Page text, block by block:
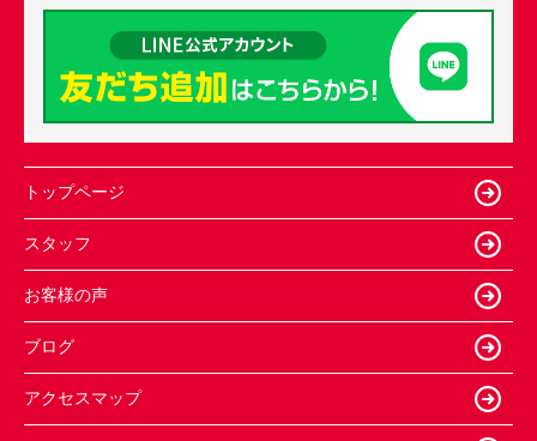
トップページ
スタッフ
お客様の声
ブログ
アクセスマップ